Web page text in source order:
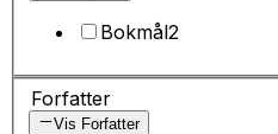
Bokmål2
Forfatter
Vis Forfatter